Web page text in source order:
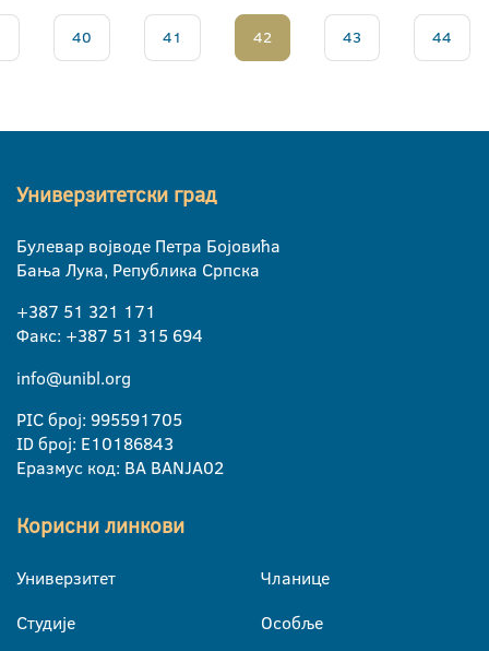
40 41 42 43 44
Универзитетски град
Булевар војводе Петра Бојовића
Бања Лука, Република Српска
+387 51 321 171
Факс: +387 51 315 694
info@unibl.org
PIC број: 995591705
ID број: E10186843
Еразмус код: BA BANJA02
Корисни линкови
Универзитет
Студије
Чланице
Особље